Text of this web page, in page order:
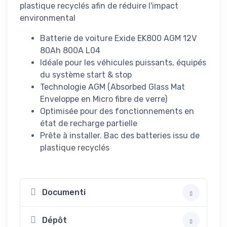
plastique recyclés afin de réduire l'impact
environmental
Batterie de voiture Exide EK800 AGM 12V
80Ah 800A L04
Idéale pour les véhicules puissants, équipés
du système start & stop
Technologie AGM (Absorbed Glass Mat
Enveloppe en Micro fibre de verre)
Optimisée pour des fonctionnements en
état de recharge partielle
Prête à installer. Bac des batteries issu de
plastique recyclés
Documenti
Dépôt